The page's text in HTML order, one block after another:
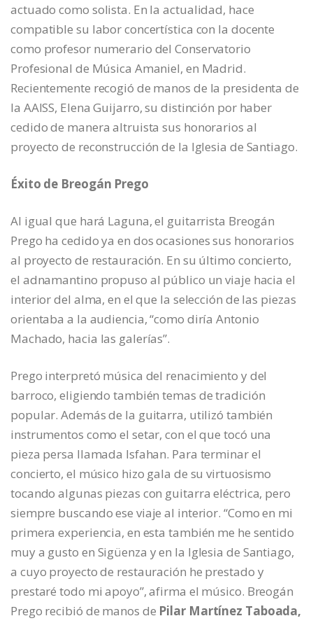
actuado como solista. En la actualidad, hace
compatible su labor concertística con la docente
como profesor numerario del Conservatorio
Profesional de Música Amaniel, en Madrid.
Recientemente recogió de manos de la presidenta de
la AAISS, Elena Guijarro, su distinción por haber
cedido de manera altruista sus honorarios al
proyecto de reconstrucción de la Iglesia de Santiago.
Éxito de Breogán Prego
Al igual que hará Laguna, el guitarrista Breogán
Prego ha cedido ya en dos ocasiones sus honorarios
al proyecto de restauración. En su último concierto,
el adnamantino propuso al público un viaje hacia el
interior del alma, en el que la selección de las piezas
orientaba a la audiencia, “como diría Antonio
Machado, hacia las galerías”.
Prego interpretó música del renacimiento y del
barroco, eligiendo también temas de tradición
popular. Además de la guitarra, utilizó también
instrumentos como el setar, con el que tocó una
pieza persa llamada Isfahan. Para terminar el
concierto, el músico hizo gala de su virtuosismo
tocando algunas piezas con guitarra eléctrica, pero
siempre buscando ese viaje al interior. “Como en mi
primera experiencia, en esta también me he sentido
muy a gusto en Sigüenza y en la Iglesia de Santiago,
a cuyo proyecto de restauración he prestado y
prestaré todo mi apoyo”, afirma el músico. Breogán
Prego recibió de manos de Pilar Martínez Taboada,